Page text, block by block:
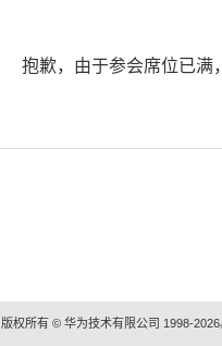
抱歉，由于参会席位已满
版权所有 © 华为技术有限公司 1998-